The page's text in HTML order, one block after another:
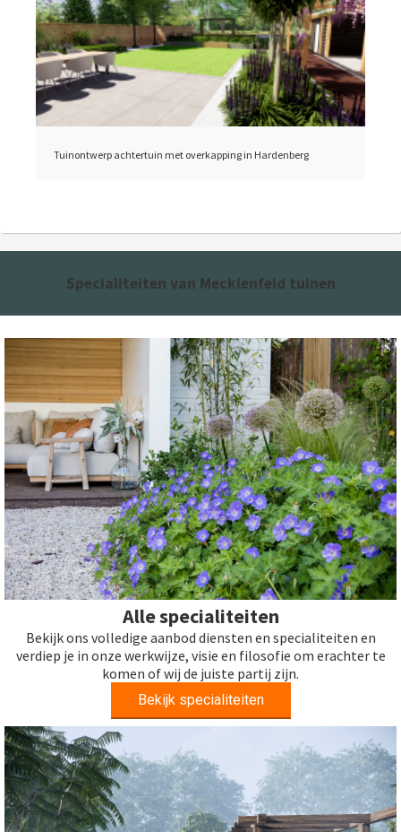
Tuinontwerp achtertuin met overkapping in Hardenberg
Specialiteiten van Mecklenfeld tuinen
Alle specialiteiten
Bekijk ons volledige aanbod diensten en specialiteiten en
verdiep je in onze werkwijze, visie en filosofie om erachter te
komen of wij de juiste partij zijn.
Bekijk specialiteiten